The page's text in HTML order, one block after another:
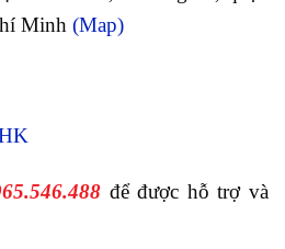
Minh (Map)
để được hỗ trợ và